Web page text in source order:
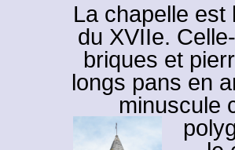
La chapelle est
du XVIIe.
briques et
longs pans en
minuscule